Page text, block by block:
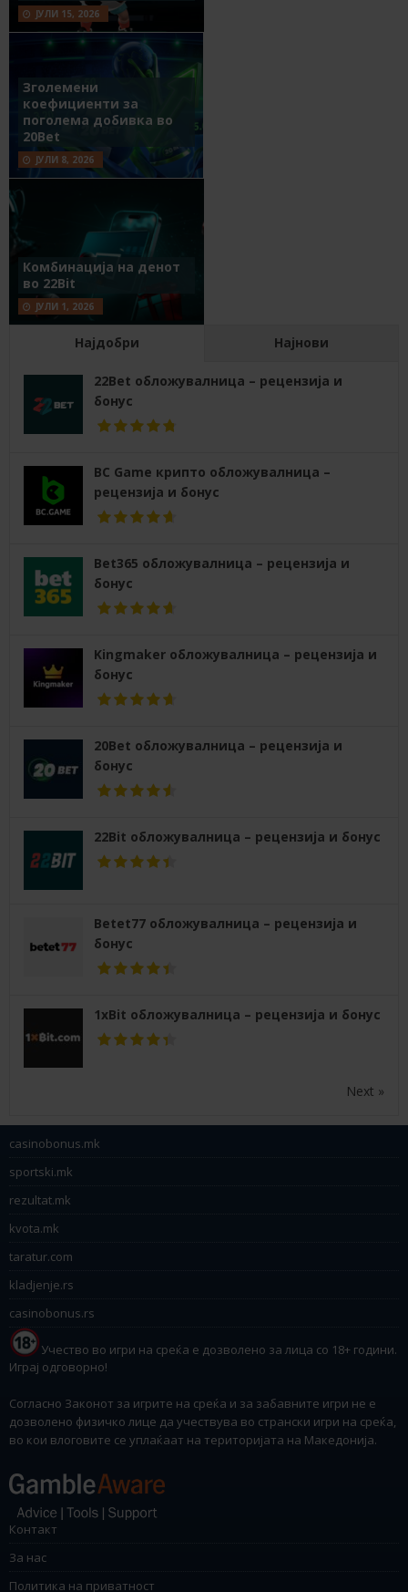
ЈУЛИ 15, 2026
Зголемени
коефициенти за
поголема добивка во
20Bet
ЈУЛИ 8, 2026
Комбинација на денот
во 22Bit
ЈУЛИ 1, 2026
Најдобри Најнови
22Bet обложувалница – рецензија и
бонус
BC Game крипто обложувалница –
рецензија и бонус
Bet365 обложувалница – рецензија и
бонус
Kingmaker обложувалница – рецензија и
бонус
20Bet обложувалница – рецензија и
бонус
22Bit обложувалница – рецензија и бонус
Betet77 обложувалница – рецензија и
бонус
1xBit обложувалница – рецензија и бонус
Next »
casinobonus.mk
sportski.mk
rezultat.mk
kvota.mk
taratur.com
kladjenje.rs
casinobonus.rs
Учество во игри на среќа е дозволено за лица со 18+ години.
Играј одговорно!
Согласно Законот за игрите на среќа и за забавните игри не е
дозволено физичко лице да учествува во странски игри на среќа,
во кои влоговите се уплаќаат на територијата на Македонија.
Контакт
За нас
Политика на приватност